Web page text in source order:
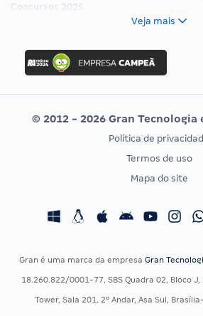
Concursos 2025
Concurso Ibama
Concurso MPU
Editais publicados
Vunesp
CONCURSOS POR PROFISSÃO
Concursos Fiscais
EXAME
Veja mais
© 2012 - 2026 Gran Tecnologia
Política de
Termos de uso
Mapa do site
Gran é uma marca da empresa Gran
18.260.822/0001-77, SBS Quadra 02, Bloco
Tower, Sala 201, 2º Andar, Asa Sul,